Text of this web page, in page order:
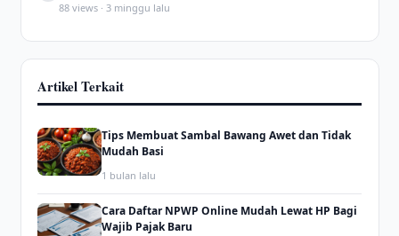
88 views · 3 minggu lalu
Artikel Terkait
Tips Membuat Sambal Bawang Awet dan Tidak
Mudah Basi
1 bulan lalu
Cara Daftar NPWP Online Mudah Lewat HP Bagi
Wajib Pajak Baru